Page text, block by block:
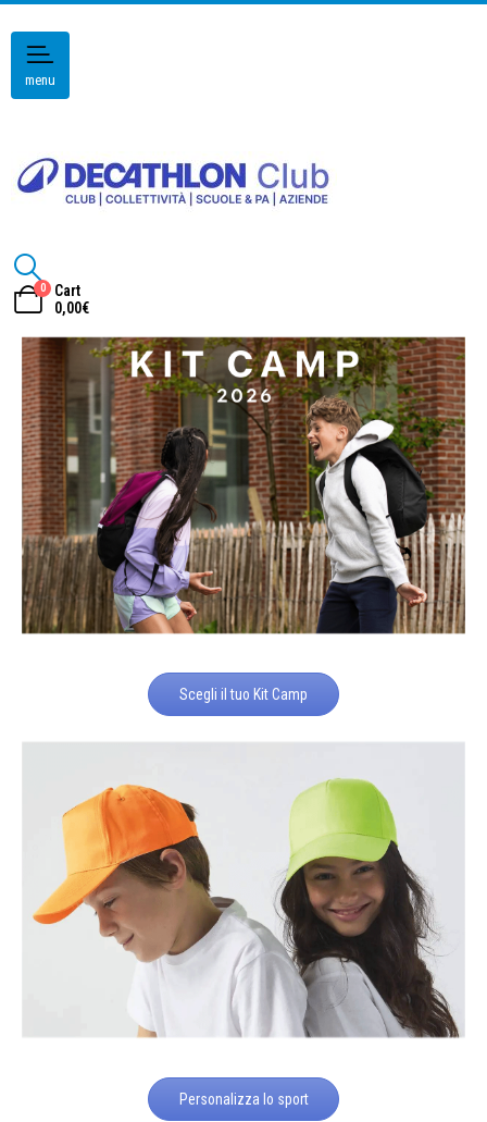
menu
0
Cart
0,00€
Scegli il tuo Kit Camp
Personalizza lo sport